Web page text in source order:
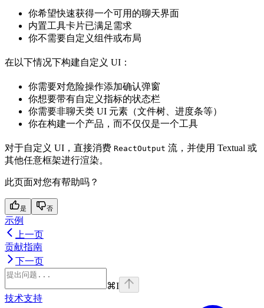
你希望快速获得一个可用的聊天界面
内置工具卡片已满足需求
你不需要自定义组件或布局
在以下情况下构建自定义 UI：
你需要对危险操作添加确认弹窗
你想要带有自定义指标的状态栏
你需要非聊天类 UI 元素（文件树、进度条等）
你在构建一个产品，而不仅仅是一个工具
对于自定义 UI，直接消费 ReactOutput 流，并使用 Textual 或
其他任意框架进行渲染。
此页面对您有帮助吗？
是 否
示例
上一页
贡献指南
下一页
⌘I
技术支持